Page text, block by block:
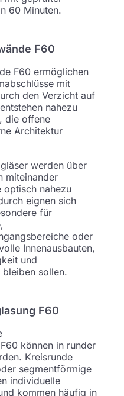
60 Minuten.
F60
F60 ermöglichen
mit
den Verzicht auf
nahezu
die offene
Architektur
werden über
miteinander
optisch nahezu
eignen sich
für
oder
Innenausbauten,
und
bleiben sollen.
F60
können in runder
Kreisrunde
segmentförmige
individuelle
kommen häufig in